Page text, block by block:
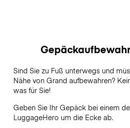
Sind Sie zu Fuß unterwegs und
Nähe von Grand aufbewahren?
was für Sie!
Geben Sie Ihr Gepäck bei einem
LuggageHero um die Ecke ab.